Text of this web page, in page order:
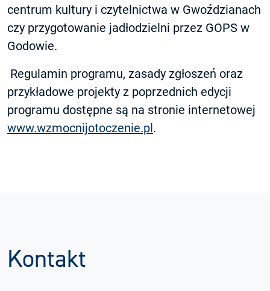
centrum kultury i czytelnictwa w Gwoździanach
czy przygotowanie jadłodzielni przez GOPS w
Godowie.
Regulamin programu, zasady zgłoszeń oraz
przykładowe projekty z poprzednich edycji
programu dostępne są na stronie internetowej
www.wzmocnijotoczenie.pl.
Kontakt